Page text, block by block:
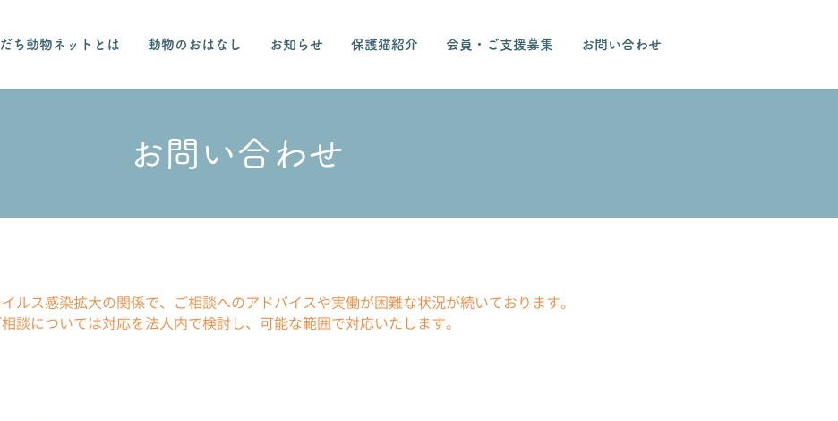
ち動物ネットとは 動物のおはなし お知らせ 保護猫紹介 会員・ご支援募集 お問い合わせ
お問い合わせ
ルス感染拡大の関係で、ご相談へのアドバイスや実働が困難な状況が続いております。
談については対応を法人内で検討し、可能な範囲で対応いたします。